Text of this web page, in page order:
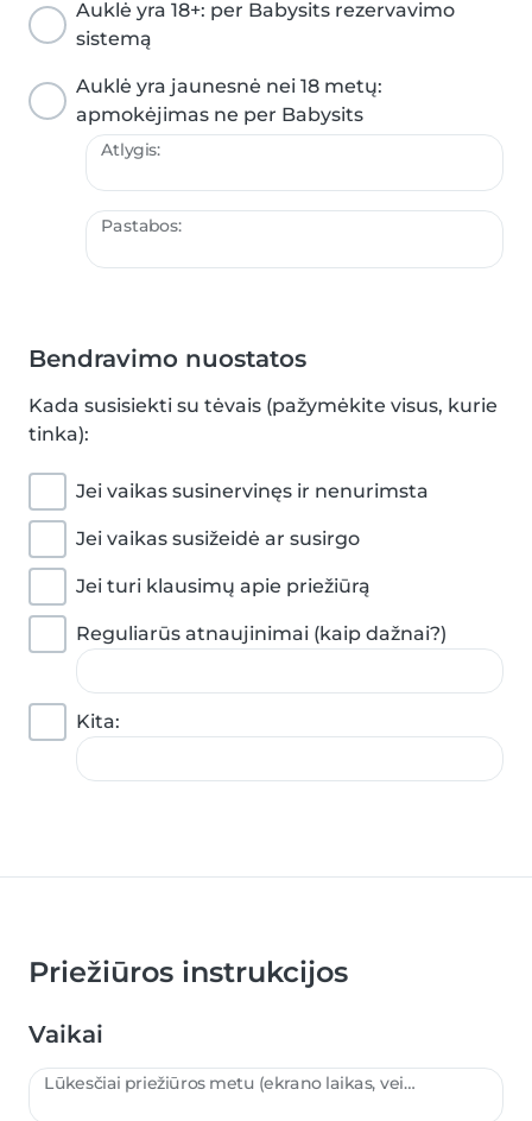
Auklė yra 18+: per Babysits rezervavimo
sistemą
Auklė yra jaunesnė nei 18 metų:
apmokėjimas ne per Babysits
Atlygis:
Pastabos:
Bendravimo nuostatos
Kada susisiekti su tėvais (pažymėkite visus, kurie
tinka):
Jei vaikas susinervinęs ir nenurimsta
Jei vaikas susižeidė ar susirgo
Jei turi klausimų apie priežiūrą
Reguliarūs atnaujinimai (kaip dažnai?)
Kita:
Priežiūros instrukcijos
Vaikai
Lūkesčiai priežiūros metu (ekrano laikas, veiklos ir pan.):